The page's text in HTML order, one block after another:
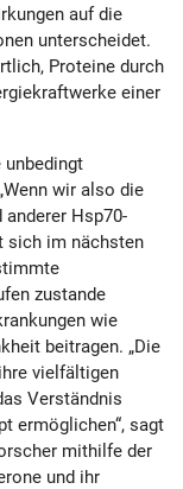
auf die
unterscheidet.
Proteine durch
einer
unbedingt
wir also die
Hsp70-
sich im nächsten
zustande
wie
beitragen. „Die
vielfältigen
Verständnis
ermöglichen“, sagt
mithilfe der
und ihr